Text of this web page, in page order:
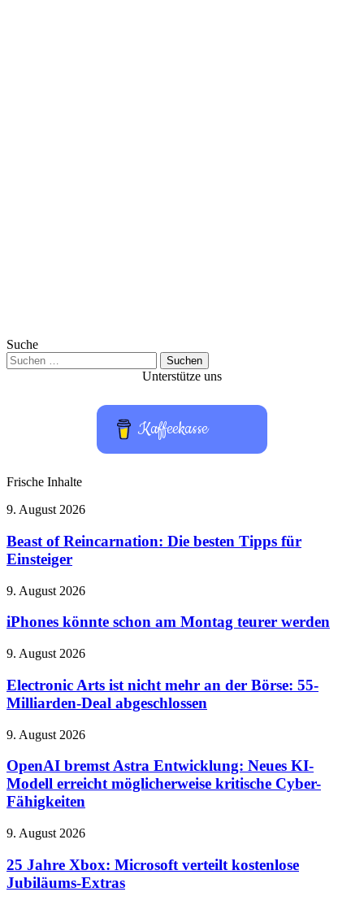
Suche
Suchen
nach:
Unterstütze uns
Kaffeekasse
Frische Inhalte
Beast
Reincarnation:
Die
besten
für
9. August 2026
Beast of Reincarnation: Die besten Tipps für
Einsteiger
iPhones
schon
Montag
werden
9. August 2026
iPhones könnte schon am Montag teurer werden
Electronic
ist
nicht
mehr
der
55-
Milliarden-
Deal
abgeschlossen
9. August 2026
Electronic Arts ist nicht mehr an der Börse: 55-
Milliarden-Deal abgeschlossen
OpenAI
Astra
Entwicklung:
Neues
KI-
erreicht
kritische
Cyber-
9. August 2026
OpenAI bremst Astra Entwicklung: Neues KI-
Modell erreicht möglicherweise kritische Cyber-
Fähigkeiten
25
Xbox:
Microsoft
verteilt
9. August 2026
25 Jahre Xbox: Microsoft verteilt kostenlose
Jubiläums-Extras